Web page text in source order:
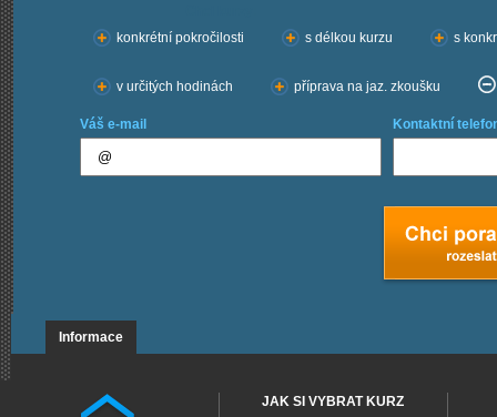
konkrétní pokročilosti
s délkou kurzu s
v určitých hodinách příprava na jaz. zkoušku
Váš e-mail Kontaktní
Informace
JAK SI VYBRAT KURZ